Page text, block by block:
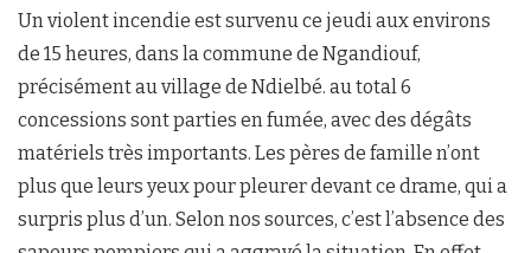
Un violent incendie est survenu ce jeudi aux environs
de 15 heures, dans la commune de Ngandiouf,
précisément au village de Ndielbé. au total 6
concessions sont parties en fumée, avec des dégâts
matériels très importants. Les pères de famille n’ont
plus que leurs yeux pour pleurer devant ce drame, qui a
surpris plus d’un. Selon nos sources, c’est l’absence des